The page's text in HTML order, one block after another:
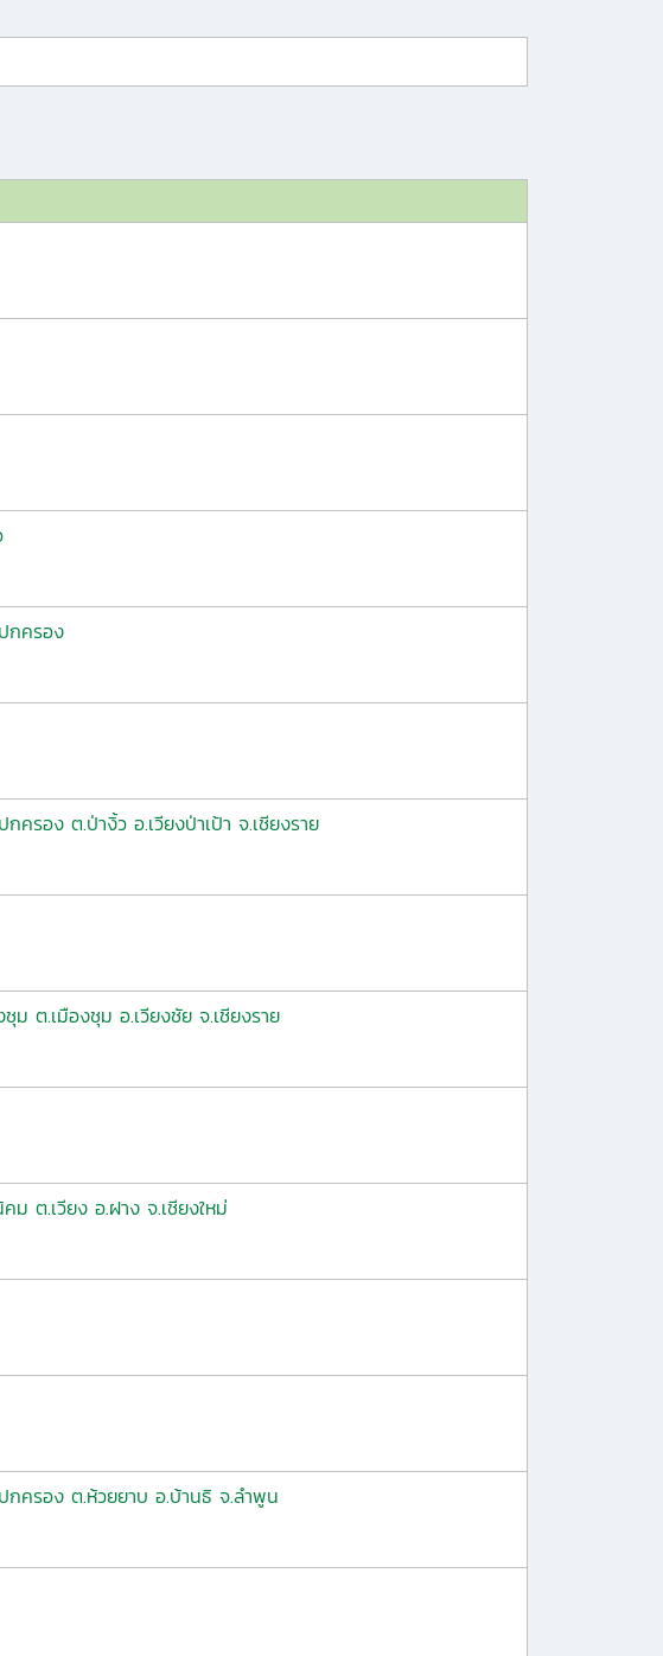
กครอง
รอง ต.ป่างิ้ว อ.เวียงป่าเป้า จ.เชียงราย
ต.เมืองชุม อ.เวียงชัย จ.เชียงราย
ต.เวียง อ.ฝาง จ.เชียงใหม่
ครอง ต.ห้วยยาบ อ.บ้านธิ จ.ลำพูน